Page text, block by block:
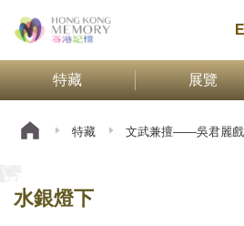
特藏 展覽
特藏 文武兼擅——吳君麗戲
水銀燈下